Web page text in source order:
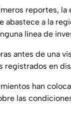
reportes,
abastece a la
línea de
antes de una
registrados en
han
las